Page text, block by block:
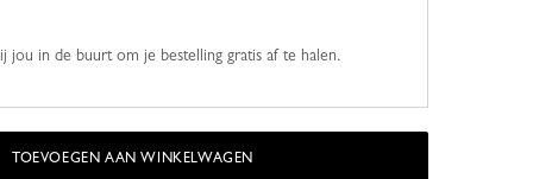
jou in de buurt om je bestelling gratis af te halen.
TOEVOEGEN AAN WINKELWAGEN